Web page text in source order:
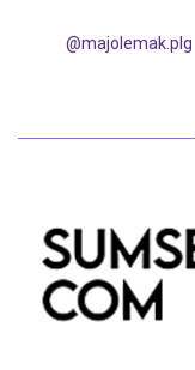
@majolemak.plg